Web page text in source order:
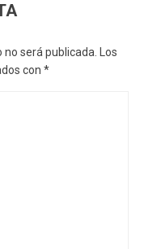
será publicada. Los
con *